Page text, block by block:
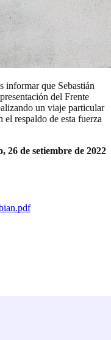
informar que Sebastián
del Frente
un viaje particular
el respaldo de esta fuerza
26 de setiembre de 2022